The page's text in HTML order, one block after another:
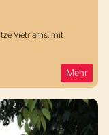
Vietnams, mit
Mehr